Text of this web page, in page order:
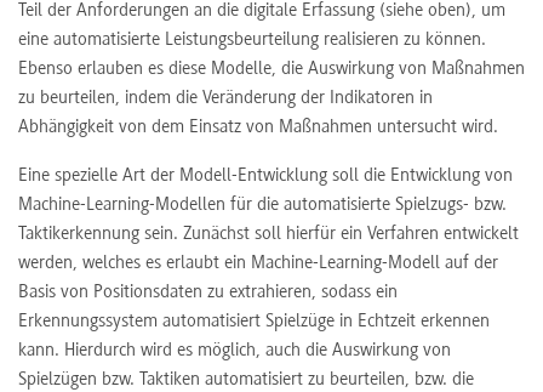
Teil der Anforderungen an die digitale Erfassung (siehe oben), um
eine automatisierte Leistungsbeurteilung realisieren zu können.
Ebenso erlauben es diese Modelle, die Auswirkung von Maßnahmen
zu beurteilen, indem die Veränderung der Indikatoren in
Abhängigkeit von dem Einsatz von Maßnahmen untersucht wird.
Eine spezielle Art der Modell-Entwicklung soll die Entwicklung von
Machine-Learning-Modellen für die automatisierte Spielzugs- bzw.
Taktikerkennung sein. Zunächst soll hierfür ein Verfahren entwickelt
werden, welches es erlaubt ein Machine-Learning-Modell auf der
Basis von Positionsdaten zu extrahieren, sodass ein
Erkennungssystem automatisiert Spielzüge in Echtzeit erkennen
kann. Hierdurch wird es möglich, auch die Auswirkung von
Spielzügen bzw. Taktiken automatisiert zu beurteilen, bzw. die